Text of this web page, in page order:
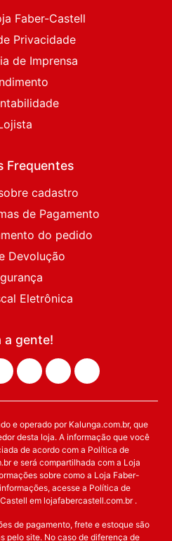
Faber-Castell
Privacidade
de Imprensa
Frequentes
cadastro
de Pagamento
do pedido
Devolução
Eletrônica
a gente!
e operado por Kalunga.com.br, que
desta loja. A informação que você
de acordo com a Política de
e será compartilhada com a Loja
sobre como a Loja Faber-
acesse a Política de
em lojafabercastell.com.br .
de pagamento, frete e estoque são
pelo site. No caso de diferença de